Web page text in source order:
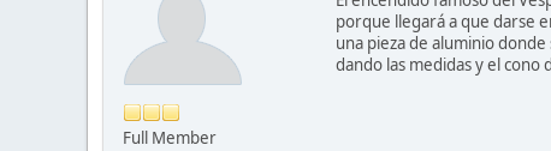
Full Member
porque llegará a que darse
una pieza de aluminio
dando las medidas y el cono